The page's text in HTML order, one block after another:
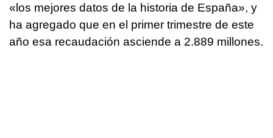
«los mejores datos de la historia de España», y
ha agregado que en el primer trimestre de este
año esa recaudación asciende a 2.889 millones.